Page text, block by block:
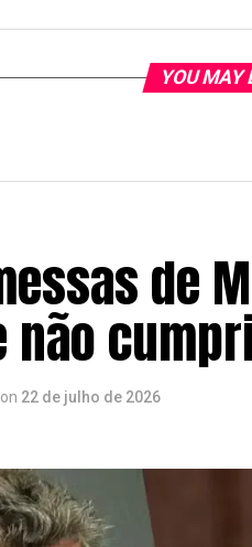
YOU MAY
de
on 22 de julho de 2026